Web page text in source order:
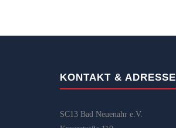
KONTAKT & ADRESSE
SC13 Bad Neuenahr e.V.